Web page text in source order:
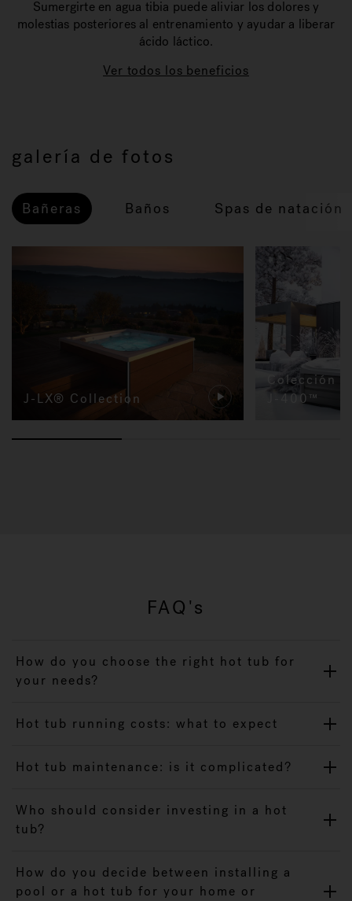
Sumergirte en agua tibia puede aliviar los dolores y
molestias posteriores al entrenamiento y ayudar a liberar
ácido láctico.
Ver todos los beneficios
galería de fotos
Bañeras Baños Spas de natación
J-LX® Collection
Colección
J-400™
FAQ's
How do you choose the right hot tub for
your needs?
Hot tub running costs: what to expect
Hot tub maintenance: is it complicated?
Who should consider investing in a hot
tub?
How do you decide between installing a
pool or a hot tub for your home or